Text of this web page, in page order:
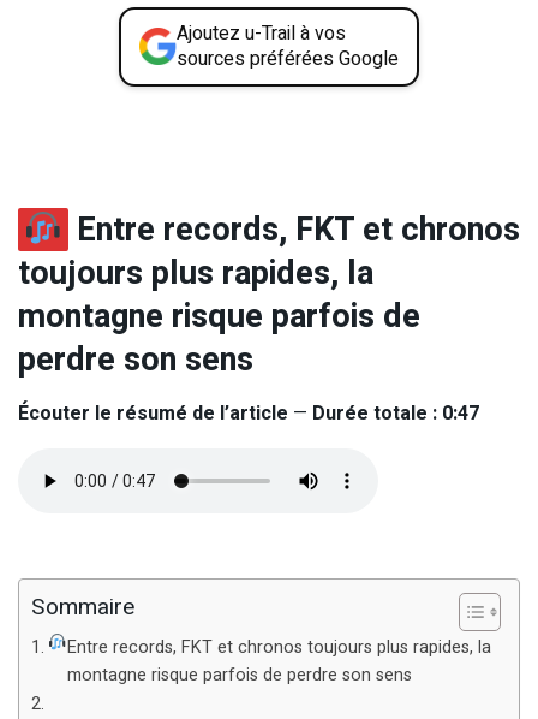
Ajoutez u-Trail à vos
sources préférées Google
Entre records, FKT et chronos
toujours plus rapides, la
montagne risque parfois de
perdre son sens
Écouter le résumé de l’article — Durée totale : 0:47
Sommaire
Entre records, FKT et chronos toujours plus rapides, la
montagne risque parfois de perdre son sens